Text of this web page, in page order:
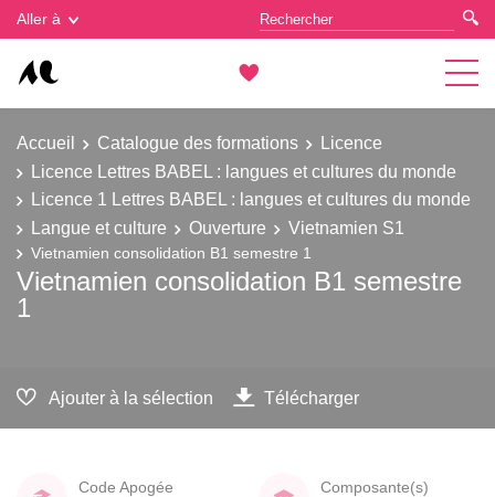
Aller à
Accueil Catalogue des formations
Licence
Licence Lettres BABEL : langues et cultures du monde
Licence 1 Lettres BABEL : langues et cultures du monde
Langue et culture
Ouverture Vietnamien S1
Vietnamien consolidation B1 semestre 1
Vietnamien consolidation B1 semestre
1
Ajouter à la sélection Télécharger
Code Apogée
Composante(s)
Gestion des cookies